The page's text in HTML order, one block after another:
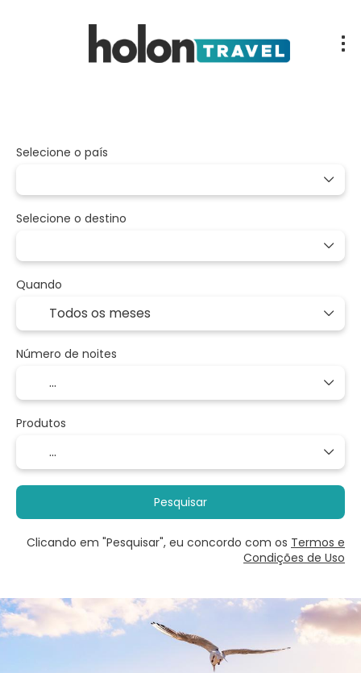
Selecione o país
Selecione o destino
Quando
Número de noites
Produtos
Pesquisar
Clicando em "Pesquisar", eu concordo com os Termos e
Condições de Uso